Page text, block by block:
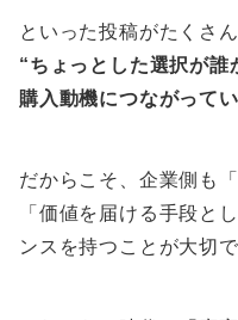
といった投稿がたくさ
“ちょっとした選択が誰
購入動機につながって
だからこそ、企業側も
「価値を届ける手段と
ンスを持つことが大切で